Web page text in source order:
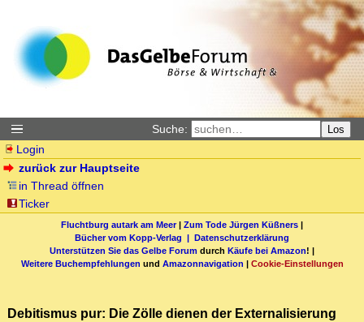
Suche: Los
Login
zurück zur Hauptseite
in Thread öffnen
Ticker
Fluchtburg autark am Meer| Zum Tode Jürgen Küßners |
Bücher vom Kopp-Verlag | Datenschutzerklärung
Unterstützen Sie das Gelbe Forum durch Käufe bei Amazon! |
Weitere Buchempfehlungen und Amazonnavigation | Cookie-Einstellungen
Debitismus pur: Die Zölle dienen der Externalisierung